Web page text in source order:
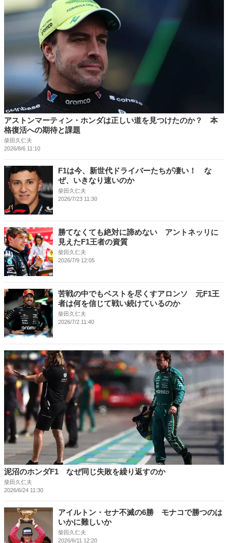
アストンマーティン・ホンダは正しい道を見つけたのか？ 本
格復活への期待と課題
柴田久仁夫
2026/8/6 11:10
F1は今、新世代ドライバーたちが凄い！ な
ぜ、いきなり速いのか
柴田久仁夫
2026/7/23 11:30
勝てなくても絶対に諦めない アントネッリに
見えたF1王者の資質
柴田久仁夫
2026/7/9 12:05
苦戦の中でもベストを尽くすアロンソ 元F1王
者は何を信じて戦い続けているのか
柴田久仁夫
2026/7/2 11:40
泥沼のホンダF1 なぜ同じ失敗を繰り返すのか
柴田久仁夫
2026/6/24 11:30
アイルトン・セナ不滅の6勝 モナコで勝つのは
いかに難しいか
柴田久仁夫
2026/6/11 12:20